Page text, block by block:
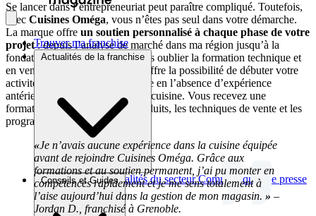
Trouver ma franchise
Actualités de la franchise
Brèves et actusActualités du secteur Communiqués de presse
Interviews
Conseils et Guides
Se lancer dans l’entrepreneuriat peut paraître compliqué. Toutefois,
avec Cuisines Oméga, vous n’êtes pas seul dans votre démarche.
La marque offre un soutien personnalisé à chaque phase de votre
projet: depuis l’analyse de marché dans ma région jusqu’à la
fondation de mon entreprise, sans oublier la formation technique et
en vente. Cette formation vous offre la possibilité de débuter votre
activité en toute confiance, même en l’absence d’expérience
antérieure dans le domaine de la cuisine. Vous recevez une
formation exhaustive sur les produits, les techniques de vente et les
programmes de conception.
«Je n’avais aucune expérience dans la cuisine équipée
avant de rejoindre Cuisines Oméga. Grâce aux
formations et au soutien permanent, j’ai pu monter en
compétences rapidement et je me sens totalement à
l’aise aujourd’hui dans la gestion de mon magasin. » –
Jordan D., franchisé à Grenoble.